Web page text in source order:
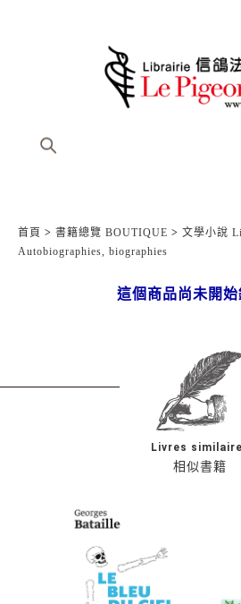
首頁 > 書籍總覽 BOUTIQUE > 文學小說
Autobiographies, biographies
這個商品尚未開始
相似書籍
Livres